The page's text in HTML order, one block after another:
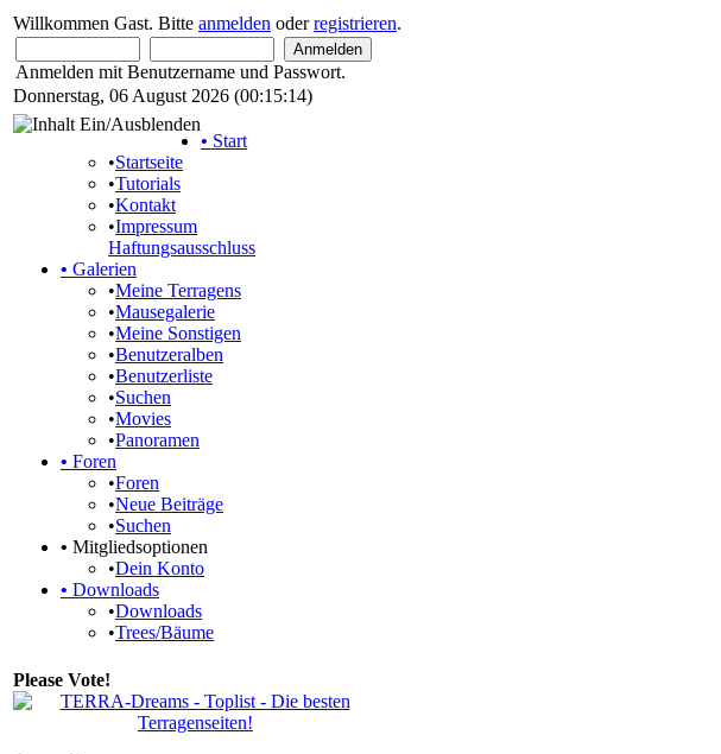
Willkommen Gast. Bitte anmelden oderregistrieren.
Anmelden mit Benutzername und Passwort.
Donnerstag, 06 August 2026 (00:15:14)
• Start
•Startseite
•Tutorials
•Kontakt
•Impressum
Haftungsausschluss
• Galerien
•Meine Terragens
•Mausegalerie
•Meine Sonstigen
•Benutzeralben
•Benutzerliste
•Suchen
•Movies
•Panoramen
• Foren
•Foren
•Neue Beiträge
•Suchen
• Mitgliedsoptionen
•Dein Konto
• Downloads
•Downloads
•Trees/Bäume
Please Vote!